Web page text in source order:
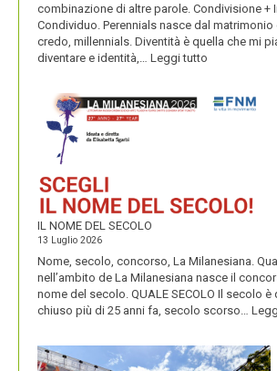
combinazione di altre parole. Condivisione +
Condividuo. Perennials nasce dal matrimonio
credo, millennials. Diventità è quella che mi
diventare e identità,… Leggi tutto
E
IL NOME DEL SECOLO
13 Luglio 2026
Nome, secolo, concorso, La Milanesiana.
nell’ambito de La Milanesiana nasce il
nome del secolo. QUALE SECOLO Il secolo è
chiuso più di 25 anni fa, secolo scorso…